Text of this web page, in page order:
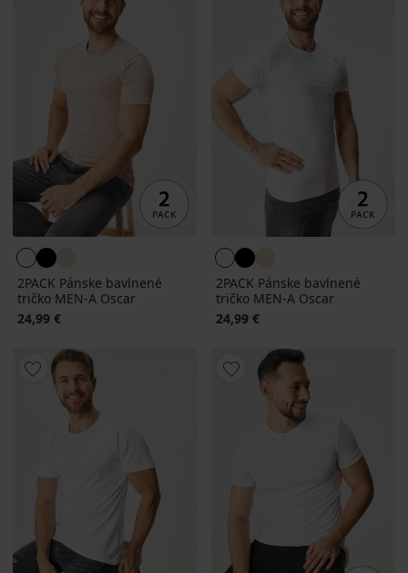
2PACK Pánske bavlnené
tričko MEN-A Oscar
24,99 €
2PACK Pánske bavlnené
tričko MEN-A Oscar
24,99 €